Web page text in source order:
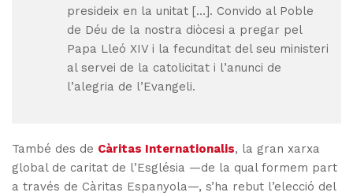
presideix en la unitat […]. Convido al Poble
de Déu de la nostra diòcesi a pregar pel
Papa Lleó XIV i la fecunditat del seu ministeri
al servei de la catolicitat i l’anunci de
l’alegria de l’Evangeli.
També des de Càritas Internationalis, la gran xarxa
global de caritat de l’Església —de la qual formem part
a través de Càritas Espanyola—, s’ha rebut l’elecció del